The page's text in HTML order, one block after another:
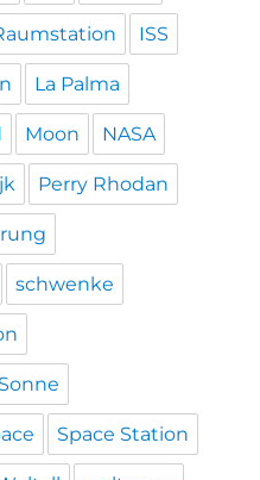
ISS
La Palma
Moon NASA
Perry Rhodan
schwenke
Sonne
Space Station